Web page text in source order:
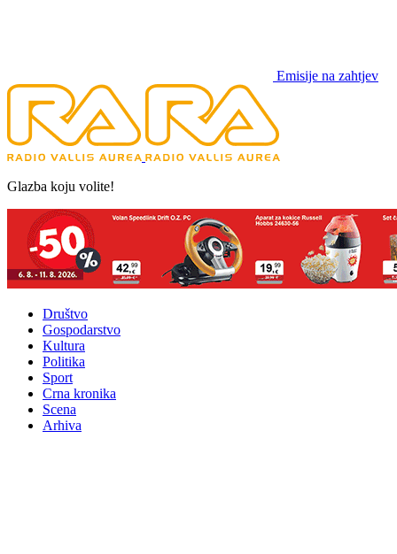
Emisije na zahtjev
Glazba koju volite!
Društvo
Gospodarstvo
Kultura
Politika
Sport
Crna kronika
Scena
Arhiva